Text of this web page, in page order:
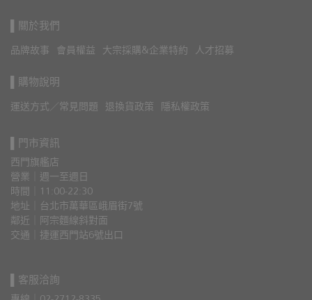
▌關於我們
品牌故事 會員權益 大宗採購&企業特約 人才招募
▌購物說明
運送方式／常見問題 退換貨政策 隱私權政策
▌門市資訊
西門旗艦店
營業｜週一至週日
時間｜11:00-22:30
地址｜台北市萬華區峨眉街7號
鄰近｜阿宗麵線斜對面
交通｜捷運西門站6號出口
▌客服洽詢